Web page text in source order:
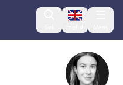
Change